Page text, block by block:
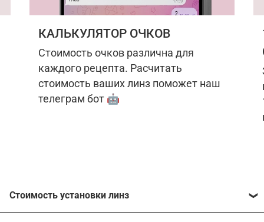
КАЛЬКУЛЯТОР ОЧКОВ
Стоимость очков различна для
каждого рецепта. Расчитать
стоимость ваших линз поможет наш
телеграм бот 🤖
Стоимость установки линз